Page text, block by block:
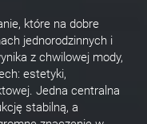
które na dobre
jednorodzinnych i
z chwilowej mody,
estetyki,
Jedna centralna
stabilną, a